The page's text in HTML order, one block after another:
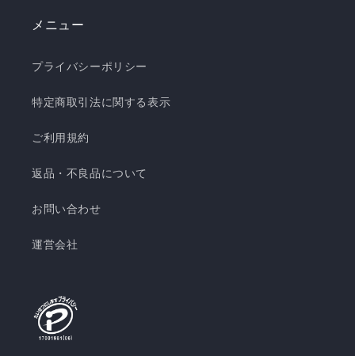
メニュー
プライバシーポリシー
特定商取引法に関する表示
ご利用規約
返品・不良品について
お問い合わせ
運営会社